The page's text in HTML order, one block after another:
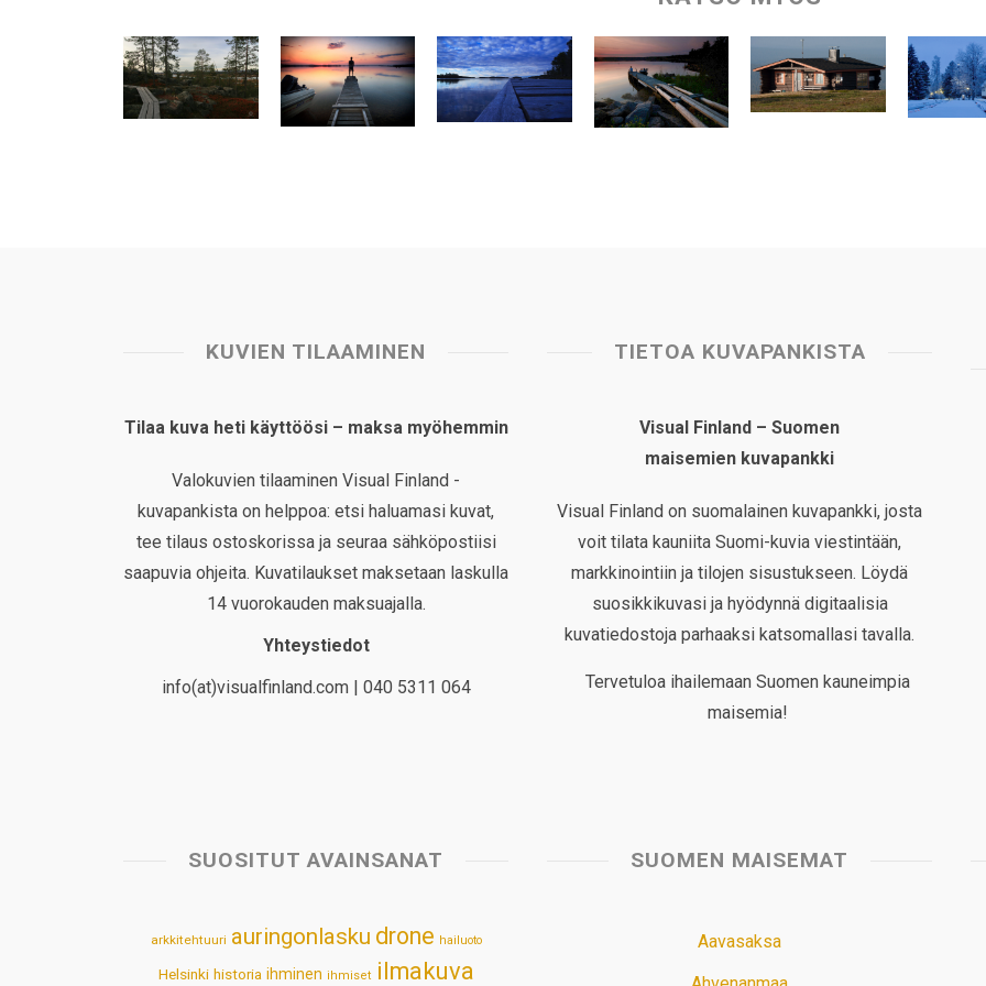
s
A
p
b
o
o
e
d
e
r
e
l
e
KUVIEN TILAAMINEN
Tilaa kuva heti käyttöösi – maksa myöhemmin
Valokuvien tilaaminen Visual Finland -
kuvapankista on helppoa: etsi haluamasi kuvat,
tee tilaus ostoskorissa ja seuraa sähköpostiisi
saapuvia ohjeita. Kuvatilaukset maksetaan laskulla
14 vuorokauden maksuajalla.
Yhteystiedot
info(at)visualfinland.com | 040 5311 064
TIETOA KUVAPANKISTA
Visual Finland – Suomen
maisemien kuvapankki
Visual Finland on suomalainen kuvapankki, josta
voit tilata kauniita Suomi-kuvia viestintään,
markkinointiin ja tilojen sisustukseen. Löydä
suosikkikuvasi ja hyödynnä digitaalisia
kuvatiedostoja parhaaksi katsomallasi tavalla.
Tervetuloa ihailemaan Suomen kauneimpia
maisemia!
SUOSITUT AVAINSANAT
arkkitehtuuri auringonlasku drone hailuoto
Helsinki historia ihminen ihmiset ilmakuva
SUOMEN MAISEMAT
Aavasaksa